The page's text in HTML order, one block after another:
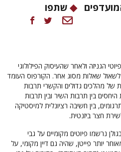
שתפו
הגניזה ולאחר שהעיסוק הפילולוגי
שאלות מסוג אחר. הקורפוס העומד
של מהלכים גדולים והקשרי תרבות
בין תרבות השיר ובין תרבות
בין חשיבה רציונלית למיסטיקה
חצר ביזנטית.
נרשמו פיוטים מקומיים על גבי
יותר פייטן, שהיה גם דיין מקומי, על